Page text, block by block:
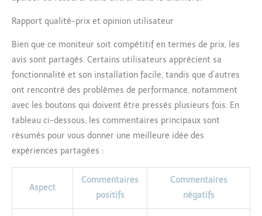
heures avec l'écran
RTOS et au mode
d'économie d'énergie, la
charge fréquente
appartient au passé. La
technologie de
transmission audio-vidéo
FHSS améliorée garantit
des signaux stables et
étendant la portée à
365,8 m pour une
connectivité fiable. Audio
bidirectionnel et alertes
Rapport qualité-prix et opinion utilisateur
Bien que ce moniteur soit compétitif en termes de prix, les
avis sont partagés. Certains utilisateurs apprécient sa
fonctionnalité et son installation facile, tandis que d’autres
ont rencontré des problèmes de performance, notamment
avec les boutons qui doivent être pressés plusieurs fois. En
tableau ci-dessous, les commentaires principaux sont
résumés pour vous donner une meilleure idée des
expériences partagées :
Aspect
Commentaires
positifs
Commentaires
négatifs